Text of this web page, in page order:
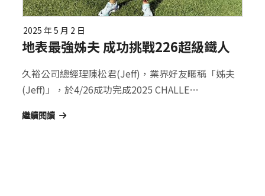
2025 年 5 月 2 日
地表最強姊夫 成功挑戰226超級鐵人
久裕公司總經理陳松君(Jeff)，業界好友暱稱「姊夫
(Jeff)」，於4/26成功完成2025 CHALLE…
繼續閱讀